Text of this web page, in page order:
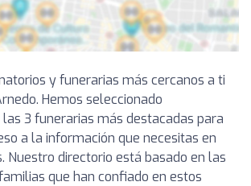
y funerarias más cercanos a ti
Hemos seleccionado
3 funerarias más destacadas para
a la información que necesitas en
Nuestro directorio está basado en las
que han confiado en estos